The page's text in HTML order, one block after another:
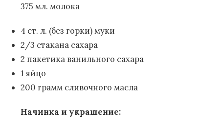
375 мл. молока
4 ст. л. (без горки) муки
2/3 стакана сахара
2 пакетика ванильного сахара
1 яйцо
200 грамм сливочного масла
Начинка и украшение: